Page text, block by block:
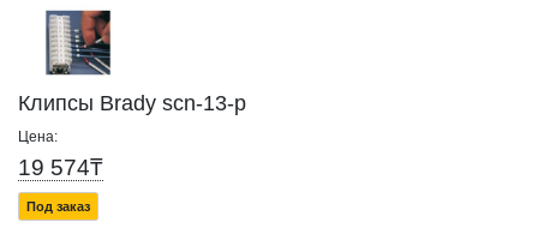
Клипсы Brady scn-13-p
Цена:
19 574₸
Под заказ